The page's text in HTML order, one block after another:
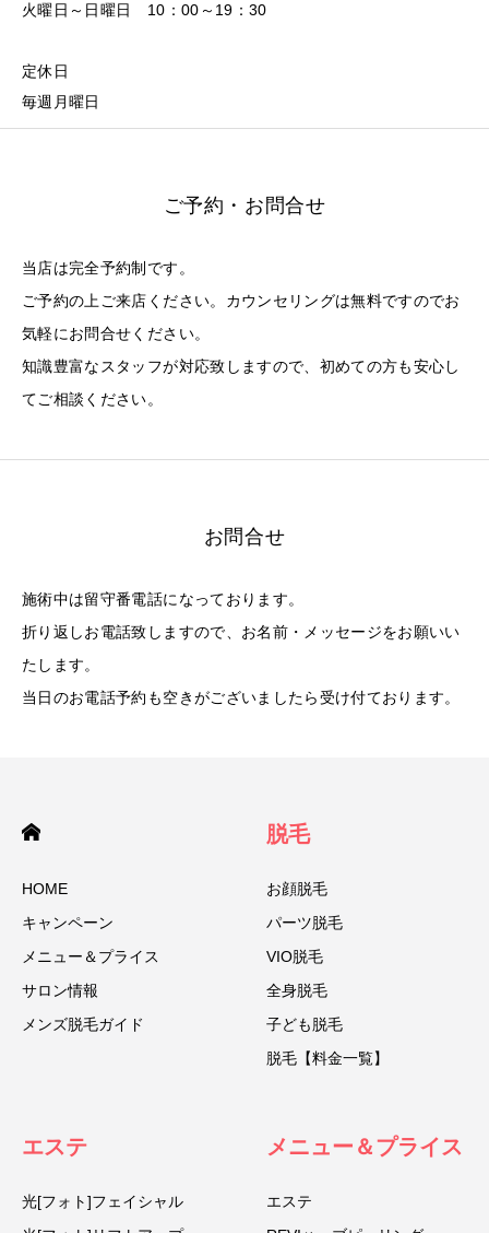
火曜日～日曜日 10：00～19：30
定休日
毎週月曜日
ご予約・お問合せ
当店は完全予約制です。
ご予約の上ご来店ください。カウンセリングは無料ですのでお
気軽にお問合せください。
知識豊富なスタッフが対応致しますので、初めての方も安心し
てご相談ください。
お問合せ
施術中は留守番電話になっております。
折り返しお電話致しますので、お名前・メッセージをお願いい
たします。
当日のお電話予約も空きがございましたら受け付ております。
HOME
キャンペーン
メニュー＆プライス
サロン情報
メンズ脱毛ガイド
脱毛
お顔脱毛
パーツ脱毛
VIO脱毛
全身脱毛
子ども脱毛
脱毛【料金一覧】
エステ
光[フォト]フェイシャル
メニュー＆プライス
エステ